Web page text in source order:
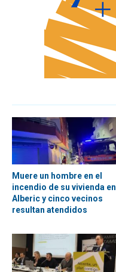
Muere un hombre en el
incendio de su vivienda en
Alberic y cinco vecinos
resultan atendidos